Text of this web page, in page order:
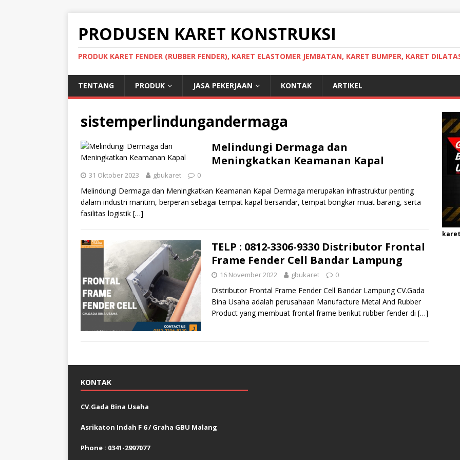
PRODUSEN KARET KONSTRUKSI
PRODUK KARET FENDER (RUBBER FENDER), KARET ELASTOMER JEMBATAN, KARET BUMPER, KARET
TENTANG PRODUK JASA PEKERJAAN KONTAK ARTIKEL
sistemperlindungandermaga
Melindungi Dermaga dan
Meningkatkan Keamanan Kapal
31 Oktober 2023 gbukaret 0
Melindungi Dermaga dan Meningkatkan Keamanan Kapal Dermaga merupakan infrastruktur penting
dalam industri maritim, berperan sebagai tempat kapal bersandar, tempat bongkar muat barang, serta
fasilitas logistik […]
TELP : 0812-3306-9330 Distributor Frontal
Frame Fender Cell Bandar Lampung
16 November 2022 gbukaret 0
Distributor Frontal Frame Fender Cell Bandar Lampung CV.Gada
Bina Usaha adalah perusahaan Manufacture Metal And Rubber
Product yang membuat frontal frame berikut rubber fender di […]
KONTAK
CV.Gada Bina Usaha
Asrikaton Indah F 6 / Graha GBU Malang
Phone : 0341-2997077